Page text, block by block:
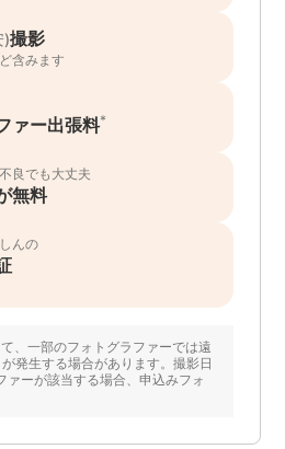
)撮影
含みます
ァー出張料*
良でも大丈夫
無料
んの
、一部のフォトグラファーでは遠
発生する場合があります。撮影日
ァーが該当する場合、申込みフォ